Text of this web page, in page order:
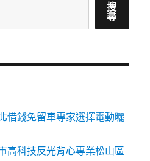
搜
尋
借錢免留車專家選擇電動曬
高科技反光背心專業松山區